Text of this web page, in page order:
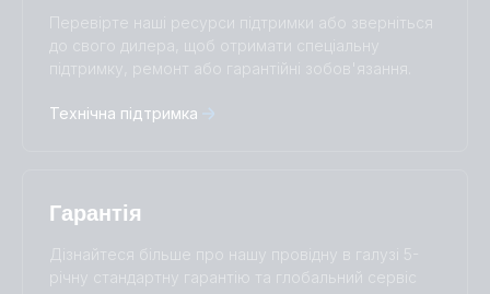
Русский
Українська
中國人
Перевірте наші ресурси підтримки або зверніться
до свого дилера, щоб отримати спеціальну
підтримку, ремонт або гарантійні зобов'язання.
Технічна підтримка
Гарантія
Дізнайтеся більше про нашу провідну в галузі 5-
річну стандартну гарантію та глобальний сервіс